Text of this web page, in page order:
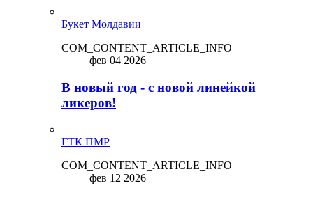
Букет Молдавии
COM_CONTENT_ARTICLE_INFO
фев 04 2026
В новый год - с новой линейкой
ликepoв!
ГТК ПМР
COM_CONTENT_ARTICLE_INFO
фев 12 2026